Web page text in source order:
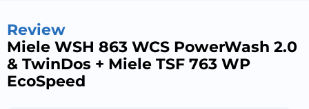
Review
Miele WSH 863 WCS PowerWash 2.0
& TwinDos + Miele TSF 763 WP
EcoSpeed